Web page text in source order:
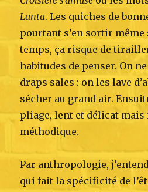
Lanta. Les quiches de
pourtant s’en sortir même
temps, ça risque de
habitudes de penser. On
draps sales : on les lave
sécher au grand air.
pliage, lent et délicat mais
méthodique.
Par anthropologie,
qui fait la spécificité de